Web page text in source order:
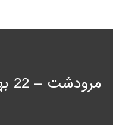
مرودشت – 22 بهمن شمالی